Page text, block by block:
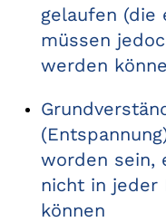
gelaufen (die
müssen
werden
worden sein,
nicht in jeder
können